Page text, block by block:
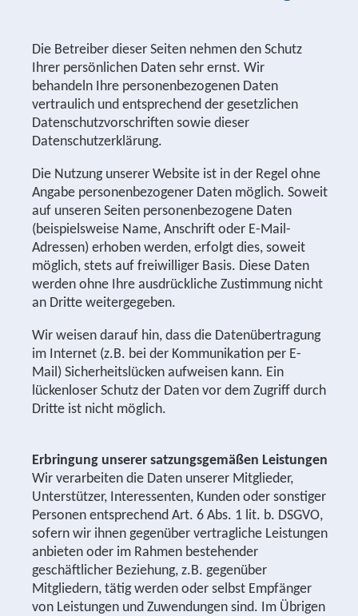
Die Betreiber dieser Seiten nehmen den Schutz
Ihrer persönlichen Daten sehr ernst. Wir
behandeln Ihre personenbezogenen Daten
vertraulich und entsprechend der gesetzlichen
Datenschutzvorschriften sowie dieser
Datenschutzerklärung.
Die Nutzung unserer Website ist in der Regel ohne
Angabe personenbezogener Daten möglich. Soweit
auf unseren Seiten personenbezogene Daten
(beispielsweise Name, Anschrift oder E-Mail-
Adressen) erhoben werden, erfolgt dies, soweit
möglich, stets auf freiwilliger Basis. Diese Daten
werden ohne Ihre ausdrückliche Zustimmung nicht
an Dritte weitergegeben.
Wir weisen darauf hin, dass die Datenübertragung
im Internet (z.B. bei der Kommunikation per E-
Mail) Sicherheitslücken aufweisen kann. Ein
lückenloser Schutz der Daten vor dem Zugriff durch
Dritte ist nicht möglich.
Erbringung unserer satzungsgemäßen Leistungen
Wir verarbeiten die Daten unserer Mitglieder,
Unterstützer, Interessenten, Kunden oder sonstiger
Personen entsprechend Art. 6 Abs. 1 lit. b. DSGVO,
sofern wir ihnen gegenüber vertragliche Leistungen
anbieten oder im Rahmen bestehender
geschäftlicher Beziehung, z.B. gegenüber
Mitgliedern, tätig werden oder selbst Empfänger
von Leistungen und Zuwendungen sind. Im Übrigen